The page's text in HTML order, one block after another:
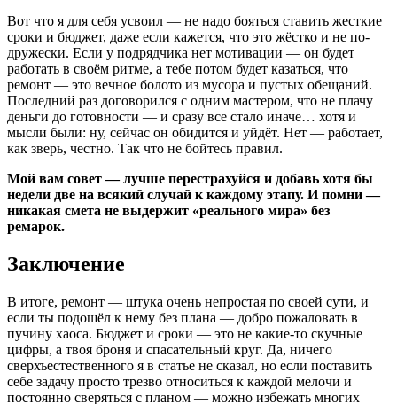
Вот что я для себя усвоил — не надо бояться ставить жесткие
сроки и бюджет, даже если кажется, что это жёстко и не по-
дружески. Если у подрядчика нет мотивации — он будет
работать в своём ритме, а тебе потом будет казаться, что
ремонт — это вечное болото из мусора и пустых обещаний.
Последний раз договорился с одним мастером, что не плачу
деньги до готовности — и сразу все стало иначе… хотя и
мысли были: ну, сейчас он обидится и уйдёт. Нет — работает,
как зверь, честно. Так что не бойтесь правил.
Мой вам совет — лучше перестрахуйся и добавь хотя бы
недели две на всякий случай к каждому этапу. И помни —
никакая смета не выдержит «реального мира» без
ремарок.
Заключение
В итоге, ремонт — штука очень непростая по своей сути, и
если ты подошёл к нему без плана — добро пожаловать в
пучину хаоса. Бюджет и сроки — это не какие-то скучные
цифры, а твоя броня и спасательный круг. Да, ничего
сверхъестественного я в статье не сказал, но если поставить
себе задачу просто трезво относиться к каждой мелочи и
постоянно сверяться с планом — можно избежать многих